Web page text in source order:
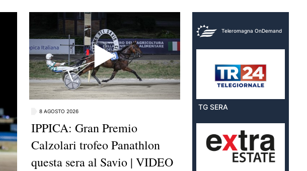
8 AGOSTO 2026
IPPICA: Gran Premio
Calzolari trofeo Panathlon
questa sera al Savio | VIDEO
Teleromagna OnDemand
TG SERA